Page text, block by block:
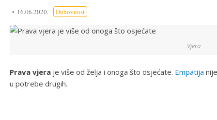
16.06.2020. Duhovnost
Vjera
Prava vjera je više od želja i onoga što osjećate. Empatija
u potrebe drugih.